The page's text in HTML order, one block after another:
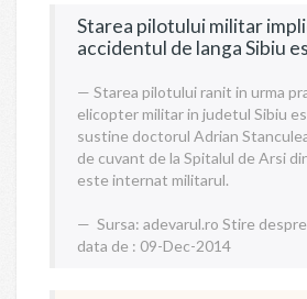
Starea pilotului militar
accidentul de langa Sibiu
Starea pilotului ranit in urma
elicopter militar in judetul Sibiu
sustine doctorul Adrian
de cuvant de la Spitalul de Arsi
este internat militarul.
Sursa: adevarul.ro Stire
data de : 09-Dec-2014